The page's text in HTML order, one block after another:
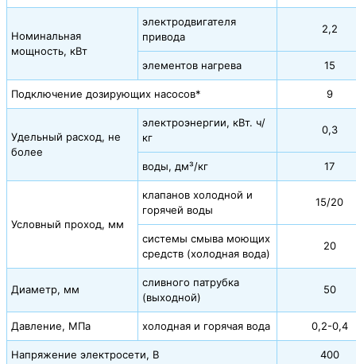
Номинальная
мощность, кВт
электродвигателя
привода
2,2
элементов нагрева 15
Подключение дозирующих насосов* 9
Удельный расход, не
более
электроэнергии, кВт. ч/
кг
0,3
воды, дм³/кг 17
Условный проход, мм
клапанов холодной и
горячей воды
15/20
системы смыва моющих
средств (холодная вода)
20
Диаметр, мм
сливного патрубка
(выходной)
50
Давление, МПа холодная и горячая вода 0,2-0,4
Напряжение электросети, В 400